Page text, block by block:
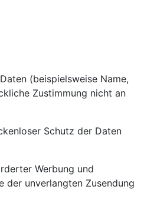
(beispielsweise Name,
Zustimmung nicht an
Schutz der Daten
Werbung und
der unverlangten Zusendung